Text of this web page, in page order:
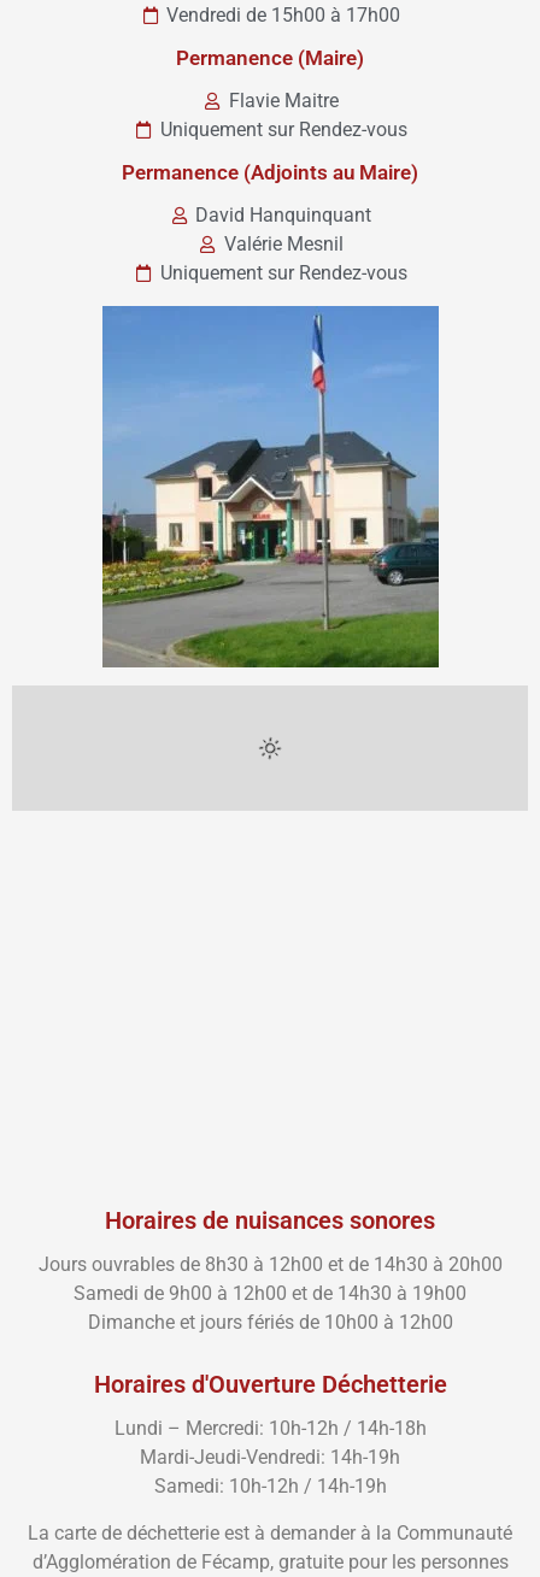
Vendredi de 15h00 à 17h00
Permanence (Maire)
Flavie Maitre
Uniquement sur Rendez-vous
Permanence (Adjoints au Maire)
David Hanquinquant
Valérie Mesnil
Uniquement sur Rendez-vous
Horaires de nuisances sonores
Jours ouvrables de 8h30 à 12h00 et de 14h30 à 20h00
Samedi de 9h00 à 12h00 et de 14h30 à 19h00
Dimanche et jours fériés de 10h00 à 12h00
Horaires d'Ouverture Déchetterie
Lundi – Mercredi: 10h-12h / 14h-18h
Mardi-Jeudi-Vendredi: 14h-19h
Samedi: 10h-12h / 14h-19h
La carte de déchetterie est à demander à la Communauté
d’Agglomération de Fécamp, gratuite pour les personnes